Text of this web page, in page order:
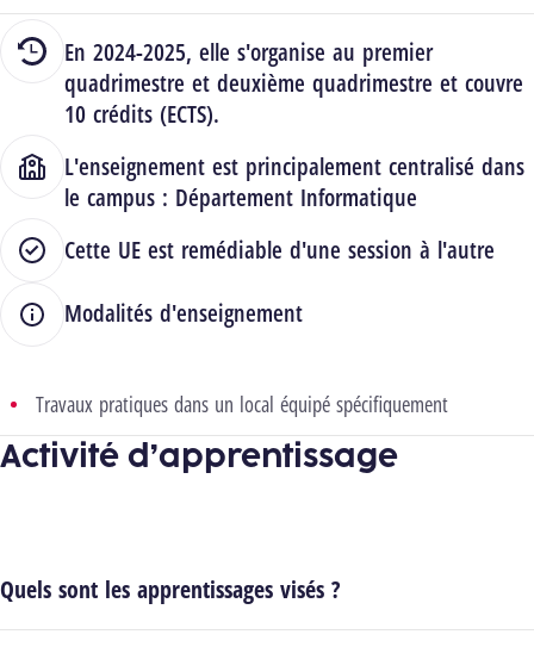
En 2024-2025, elle s'organise au premier
quadrimestre et deuxième quadrimestre et couvre
10 crédits (ECTS).
L'enseignement est principalement centralisé dans
le campus : Département Informatique
Cette UE est remédiable d'une session à l'autre
Modalités d'enseignement
Travaux pratiques dans un local équipé spécifiquement
Activité d’apprentissage
Quels sont les apprentissages visés ?